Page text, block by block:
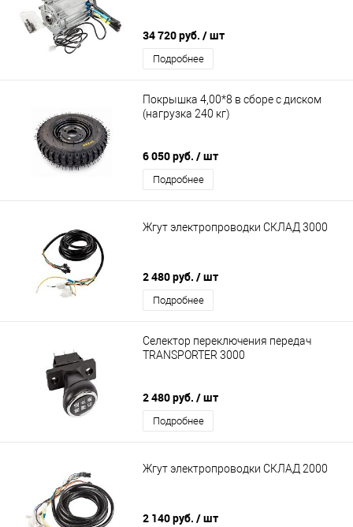
34 720 руб. / шт
Подробнее
Покрышка 4,00*8 в сборе с диском
(нагрузка 240 кг)
6 050 руб. / шт
Подробнее
Жгут электропроводки СКЛАД 3000
2 480 руб. / шт
Подробнее
Селектор переключения передач
TRANSPORTER 3000
2 480 руб. / шт
Подробнее
Жгут электропроводки СКЛАД 2000
2 140 руб. / шт